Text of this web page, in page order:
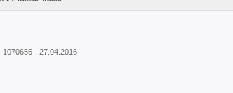
1070656- 27.04.2016